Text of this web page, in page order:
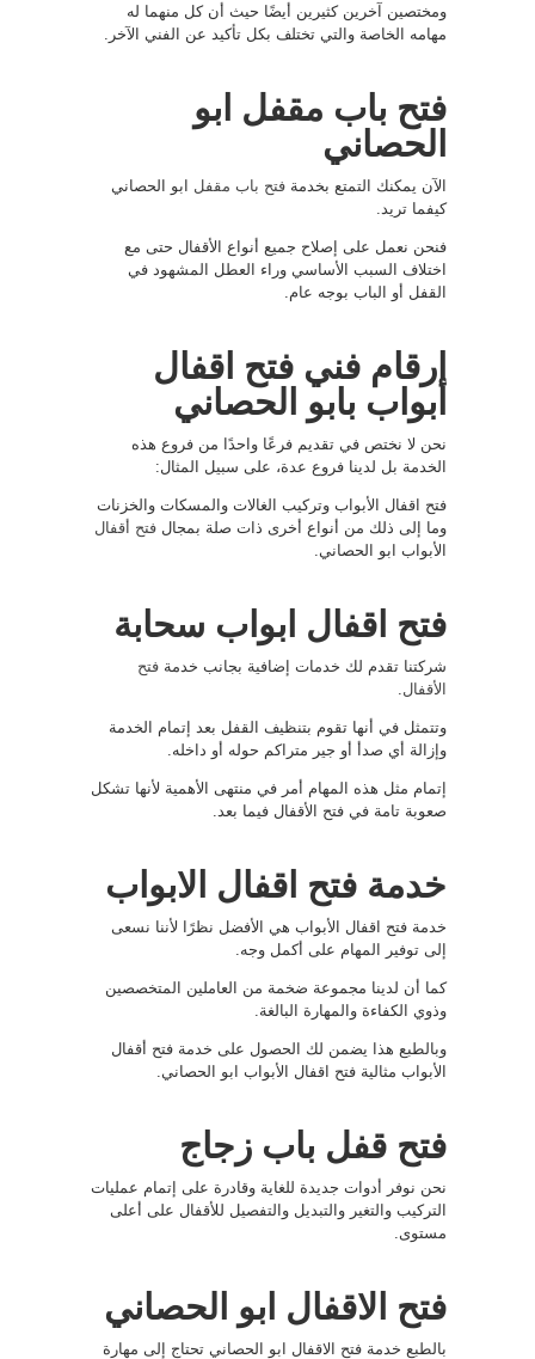
ومختصين آخرين كثيرين أيضًا حيث أن كل منهما له
مهامه الخاصة والتي تختلف بكل تأكيد عن الفني الآخر.
فتح باب مقفل ابو
الحصاني
الآن يمكنك التمتع بخدمة فتح باب مقفل ابو الحصاني
كيفما تريد.
فنحن نعمل على إصلاح جميع أنواع الأقفال حتى مع
اختلاف السبب الأساسي وراء العطل المشهود في
القفل أو الباب بوجه عام.
ارقام فني فتح اقفال
أبواب بابو الحصاني
نحن لا نختص في تقديم فرعًا واحدًا من فروع هذه
الخدمة بل لدينا فروع عدة، على سبيل المثال:
فتح اقفال الأبواب وتركيب الغالات والمسكات والخزنات
وما إلى ذلك من أنواع أخرى ذات صلة بمجال فتح أقفال
الأبواب ابو الحصاني.
فتح اقفال ابواب سحابة
شركتنا تقدم لك خدمات إضافية بجانب خدمة فتح
الأقفال
وتتمثل في أنها تقوم بتنظيف القفل بعد إتمام الخدمة
وإزالة أي صدأ أو جير متراكم حوله أو داخله.
إتمام مثل هذه المهام أمر في منتهى الأهمية لأنها تشكل
صعوبة تامة في فتح الأقفال فيما بعد.
خدمة فتح اقفال الابواب
خدمة فتح اقفال الأبواب هي الأفضل نظرًا لأننا نسعى
إلى توفير المهام على أكمل وجه.
كما أن لدينا مجموعة ضخمة من العاملين المتخصصين
وذوي الكفاءة والمهارة البالغة.
وبالطبع هذا يضمن لك الحصول على خدمة فتح أقفال
الأبواب مثالية فتح اقفال الأبواب ابو الحصاني.
فتح قفل باب زجاج
نحن نوفر أدوات جديدة للغاية وقادرة على إتمام عمليات
التركيب والتغير والتبديل والتفصيل للأقفال على أعلى
مستوى.
فتح الاقفال ابو الحصاني
بالطبع خدمة فتح الاقفال ابو الحصاني تحتاج إلى مهارة